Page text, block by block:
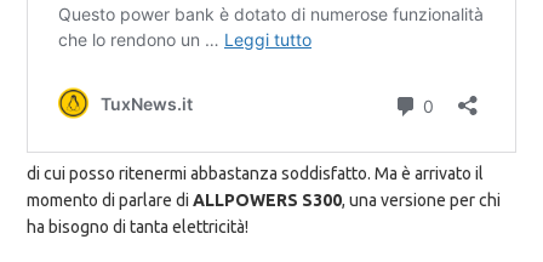
di cui posso ritenermi abbastanza soddisfatto. Ma è arrivato il
momento di parlare diALLPOWERS S300, una versione per chi
ha bisogno di tanta elettricità!